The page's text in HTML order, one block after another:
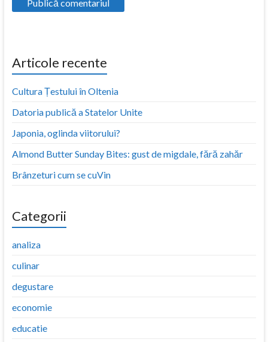
Articole recente
Cultura Țestului în Oltenia
Datoria publică a Statelor Unite
Japonia, oglinda viitorului?
Almond Butter Sunday Bites: gust de migdale, fără zahăr
Brânzeturi cum se cuVin
Categorii
analiza
culinar
degustare
economie
educatie